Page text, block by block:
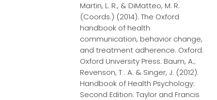
Martin, L. R., & DiMatteo, M. R.
(Coords.) (2014). The Oxford
handbook of health
communication, behavior change,
and treatment adherence. Oxford:
Oxford University Press. Baum, A.;
Revenson, T . A. & Singer, J. (2012).
Handbook of Health Psychology:
Second Edition. Taylor and Francis